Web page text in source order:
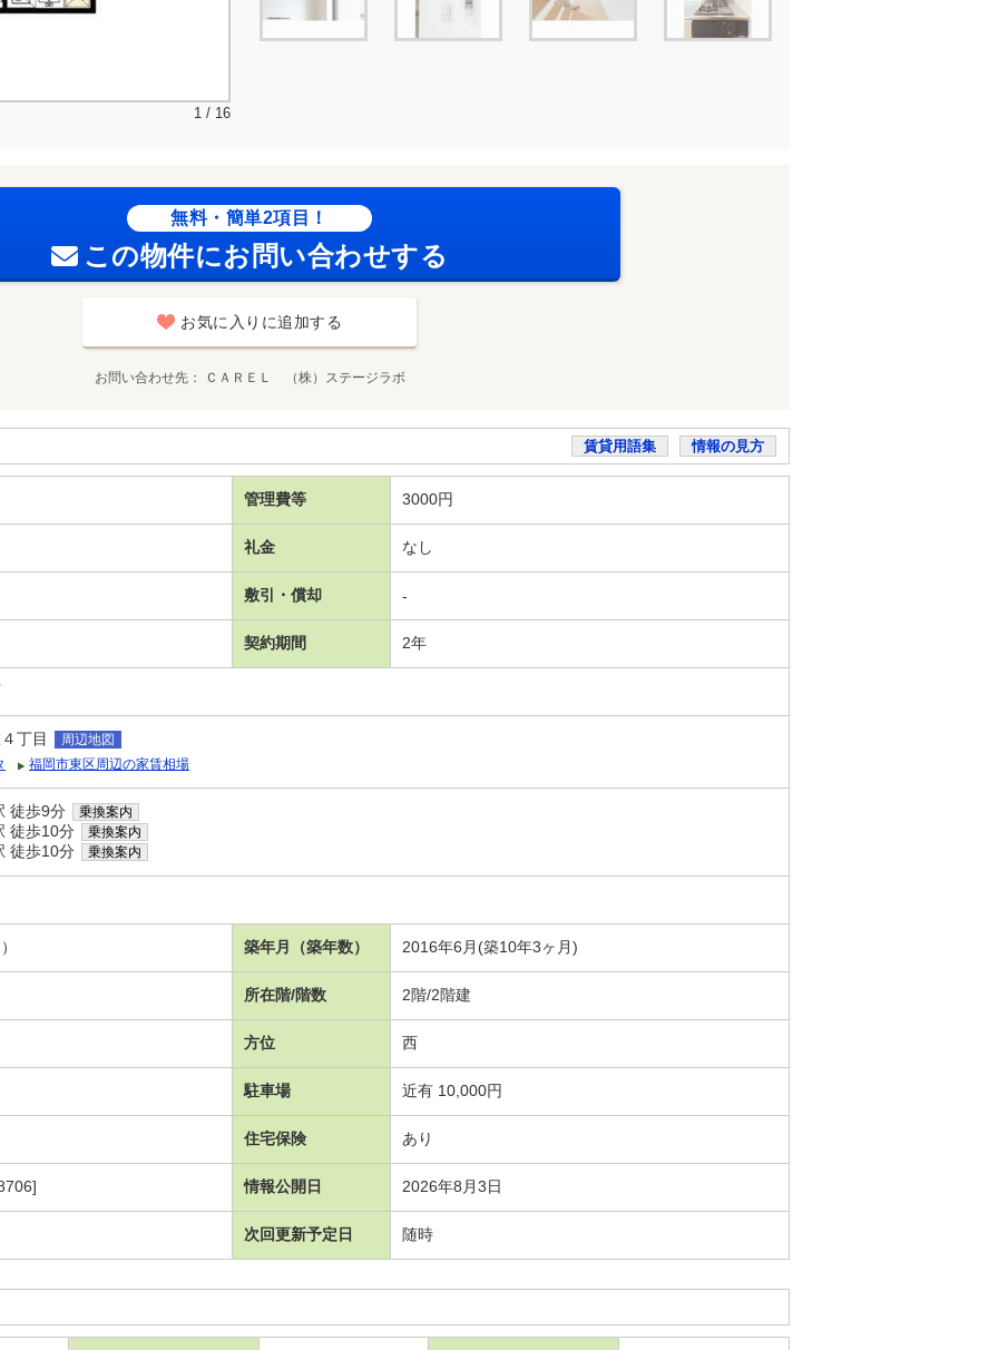
1 / 16
無料・簡単2項目！
この物件にお問い合わせする
お気に入りに追加する
お問い合わせ先 ＣＡＲＥＬ （株）ステージラボ
賃貸用語集 情報の見方
管理費等 3000円
礼金 なし
敷引・償却 -
契約期間 2年
丁目
周辺地図
福岡市東区周辺の家賃相場
徒歩9分 乗換案内
徒歩10分 乗換案内
徒歩10分 乗換案内
築年月（築年数） 2016年6月(築10年3ヶ月)
所在階/階数 2階/2階建
方位 西
駐車場 近有 10,000円
住宅保険 あり
情報公開日 2026年8月3日
次回更新予定日 随時